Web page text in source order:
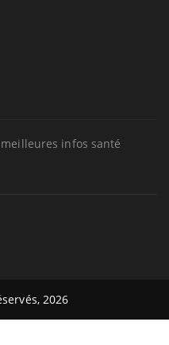
infos santé
2026